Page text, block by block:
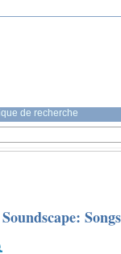
de recherche